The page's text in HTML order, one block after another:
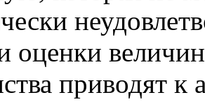
оценки
приводят